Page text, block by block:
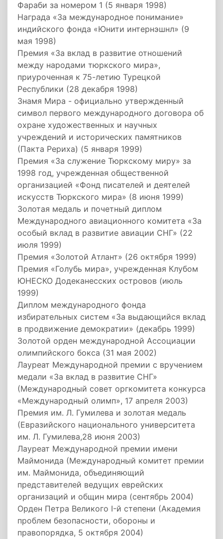
Фараби за номером 1 (5 января 1998)
Награда «За международное понимание»
индийского фонда «Юнити интернэшнл» (9
мая 1998)
Премия «За вклад в развитие отношений
между народами тюркского мира»,
приуроченная к 75-летию Турецкой
Республики (28 декабря 1998)
Знамя Мира - официально утвержденный
символ первого международного договора об
охране художественных и научных
учреждений и исторических памятников
(Пакта Рериха) (5 января 1999)
Премия «За служение Тюркскому миру» за
1998 год, учрежденная общественной
организацией «Фонд писателей и деятелей
искусств Тюркского мира» (8 июня 1999)
Золотая медаль и почетный диплом
Международного авиационного комитета «За
особый вклад в развитие авиации СНГ» (22
июля 1999)
Премия «Золотой Атлант» (26 октября 1999)
Премия «Голубь мира», учрежденная Клубом
ЮНЕСКО Додеканесских островов (июль
1999)
Диплом международного фонда
избирательных систем «За выдающийся вклад
в продвижение демократии» (декабрь 1999)
Золотой орден международной Ассоциации
олимпийского бокса (31 мая 2002)
Лауреат Международной премии с вручением
медали «За вклад в развитие СНГ»
(Международный совет оргкомитета конкурса
«Международный олимп», 17 апреля 2003)
Премия им. Л. Гумилева и золотая медаль
(Евразийского национального университета
им. Л. Гумилева,28 июня 2003)
Лауреат Международной премии имени
Маймонида (Международный комитет премии
им. Маймонида, объединяющий
представителей ведущих еврейских
организаций и общин мира (сентябрь 2004)
Орден Петра Великого I-й степени (Академия
проблем безопасности, обороны и
правопорядка, 5 октября 2004)